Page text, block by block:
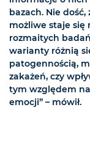
bazach. Nie
możliwe staje
rozmaitych
warianty różnią
patogennością,
zakażeń, czy
tym względem
emocji” – mówił.